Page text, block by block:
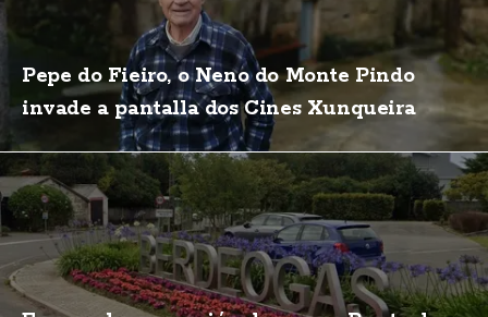
Pepe do Fieiro, o Neno do Monte Pindo
invade a pantalla dos Cines Xunqueira